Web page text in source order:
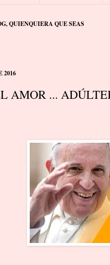
QUIENQUIERA QUE SEAS
2016
AMOR ...